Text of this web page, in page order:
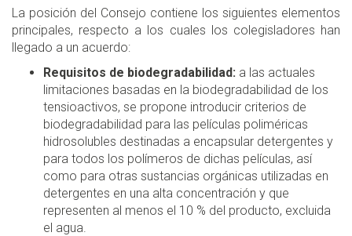
La posición del Consejo contiene los siguientes elementos
principales, respecto a los cuales los colegisladores han
llegado a un acuerdo:
Requisitos de biodegradabilidad: a las actuales
limitaciones basadas en la biodegradabilidad de los
tensioactivos, se propone introducir criterios de
biodegradabilidad para las películas poliméricas
hidrosolubles destinadas a encapsular detergentes y
para todos los polímeros de dichas películas, así
como para otras sustancias orgánicas utilizadas en
detergentes en una alta concentración y que
representen al menos el 10 % del producto, excluida
el agua.